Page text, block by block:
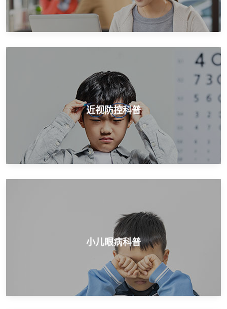
近视防控科普
近视防控科普
权威医学验光配镜，配镜正规医院
小儿眼病科普
小儿眼病科普
开展小儿近视矫正、弱视治疗、斜视治疗等